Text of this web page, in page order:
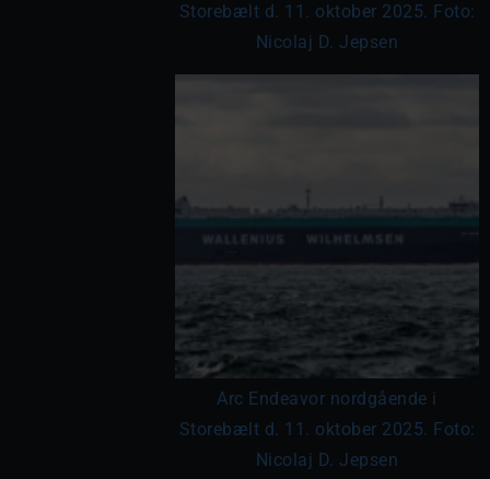
Storebælt d. 11. oktober 2025. Foto:
Nicolaj D. Jepsen
Arc Endeavor nordgående i
Storebælt d. 11. oktober 2025. Foto:
Nicolaj D. Jepsen